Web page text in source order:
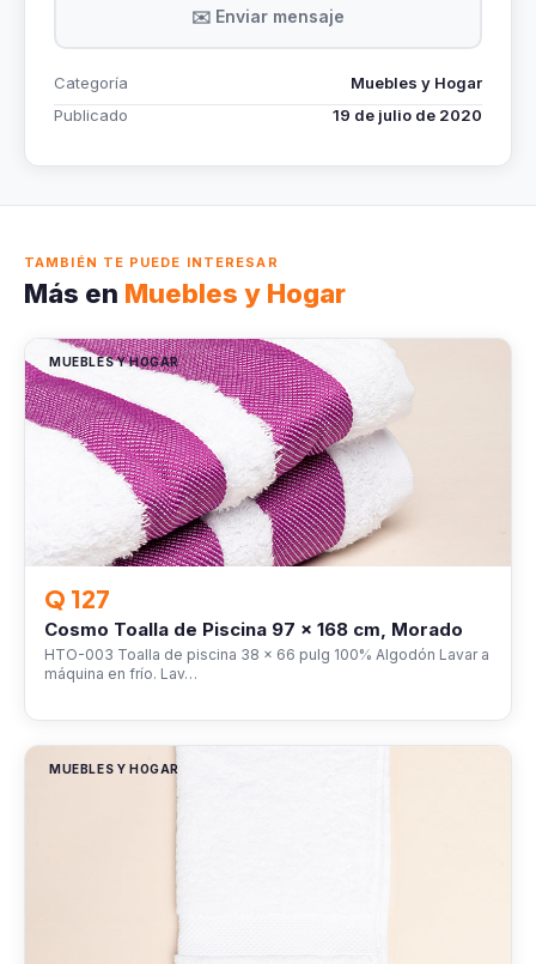
✉️ Enviar mensaje
Categoría
Muebles y Hogar
Publicado
19 de julio de 2020
TAMBIÉN TE PUEDE INTERESAR
Más en Muebles y Hogar
MUEBLES Y HOGAR
Q 127
Cosmo Toalla de Piscina 97 x 168 cm, Morado
HTO-003 Toalla de piscina 38 x 66 pulg 100% Algodón Lavar a
máquina en frío. Lav…
MUEBLES Y HOGAR